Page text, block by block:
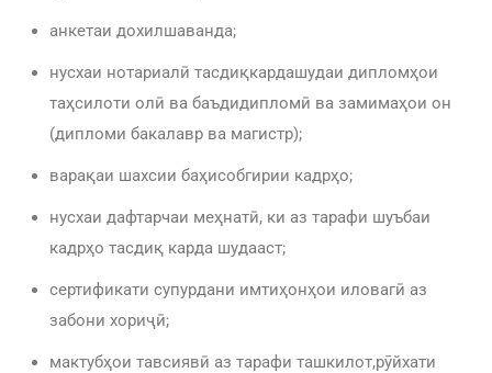
анкетаи дохилшаванда;
нусхаи нотариалӣ тасдиқкардашудаи дипломҳои
таҳсилоти олӣ ва баъдидипломӣ ва замимаҳои он
(дипломи бакалавр ва магистр);
варақаи шахсии баҳисобгирии кадрҳо;
нусхаи дафтарчаи меҳнатӣ, ки аз тарафи шуъбаи
кадрҳо тасдиқ карда шудааст;
сертификати супурдани имтиҳонҳои иловагӣ аз
забони хориҷӣ;
мактубҳои тавсиявӣ аз тарафи ташкилот,рӯйхати